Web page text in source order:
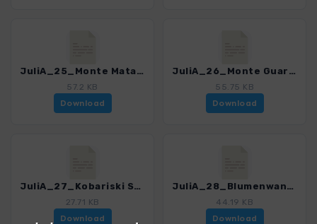
JuliA_25_Monte Mataiur_0366_2.gpx
57.2 KB
Download
JuliA_26_Monte Guarda_0366_2.gpx
55.75 KB
Download
JuliA_27_Kobariski Stol_0366_2.gpx
27.71 KB
Download
JuliA_28_Blumenwanderung Valromana_0366_2.gpx
44.19 KB
Download